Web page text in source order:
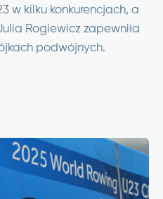
w kilku konkurencjach, a
Rogiewicz zapewniła
podwójnych.